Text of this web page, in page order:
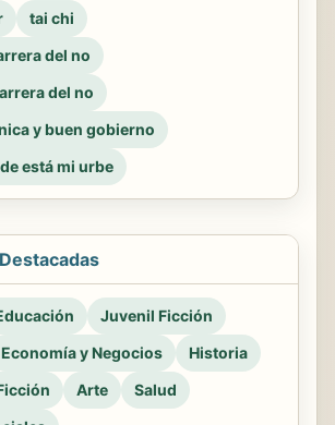
tai chi
del no
del no
y buen gobierno
está mi urbe
Juvenil Ficción
Economía y Negocios
Historia
Arte
Salud